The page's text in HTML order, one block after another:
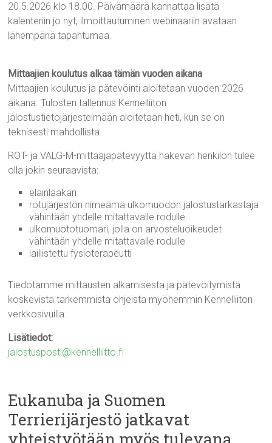
20.5.2026 klo 18.00. Päivämäärä kannattaa lisätä
kalenteriin jo nyt, ilmoittautuminen webinaariin avataan
lähempänä tapahtumaa.
Mittaajien koulutus alkaa tämän vuoden aikana
Mittaajien koulutus ja pätevöinti aloitetaan vuoden 2026
aikana. Tulosten tallennus Kennelliiton
jalostustietojärjestelmään aloitetaan heti, kun se on
teknisesti mahdollista.
ROT- ja VALG-M-mittaajapätevyyttä hakevan henkilön tulee
olla jokin seuraavista:
eläinlääkäri
rotujärjestön nimeämä ulkomuodon jalostustarkastaja
vähintään yhdelle mitattavalle rodulle
ulkomuototuomari, jolla on arvosteluoikeudet
vähintään yhdelle mitattavalle rodulle
laillistettu fysioterapeutti
Tiedotamme mittausten alkamisesta ja pätevöitymistä
koskevista tarkemmista ohjeista myöhemmin Kennelliiton
verkkosivuilla.
Lisätiedot:
jalostusposti@kennelliitto.fi
Eukanuba ja Suomen
Terrierijärjestö jatkavat
yhteistyötään myös tulevana